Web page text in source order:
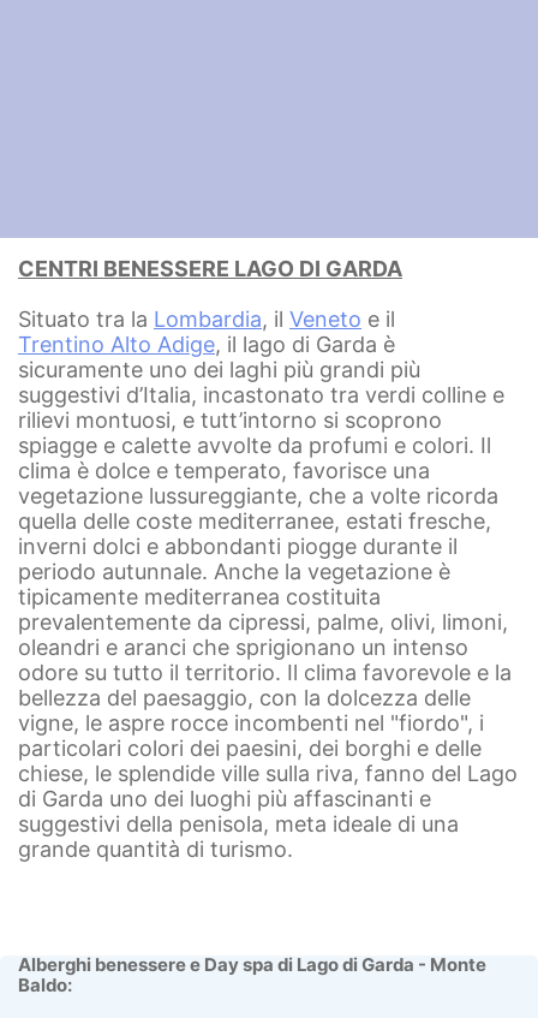
CENTRI BENESSERE LAGO DI GARDA
Situato tra la Lombardia, il Veneto e il
Trentino Alto Adige, il lago di Garda è
sicuramente uno dei laghi più grandi più
suggestivi d’Italia, incastonato tra verdi colline e
rilievi montuosi, e tutt’intorno si scoprono
spiagge e calette avvolte da profumi e colori. Il
clima è dolce e temperato, favorisce una
vegetazione lussureggiante, che a volte ricorda
quella delle coste mediterranee, estati fresche,
inverni dolci e abbondanti piogge durante il
periodo autunnale. Anche la vegetazione è
tipicamente mediterranea costituita
prevalentemente da cipressi, palme, olivi, limoni,
oleandri e aranci che sprigionano un intenso
odore su tutto il territorio. Il clima favorevole e la
bellezza del paesaggio, con la dolcezza delle
vigne, le aspre rocce incombenti nel "fiordo", i
particolari colori dei paesini, dei borghi e delle
chiese, le splendide ville sulla riva, fanno del Lago
di Garda uno dei luoghi più affascinanti e
suggestivi della penisola, meta ideale di una
grande quantità di turismo.
Alberghi benessere e Day spa di Lago di Garda - Monte
Baldo: